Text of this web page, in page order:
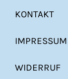
KONTAKT
IMPRESSUM
WIDERRUF